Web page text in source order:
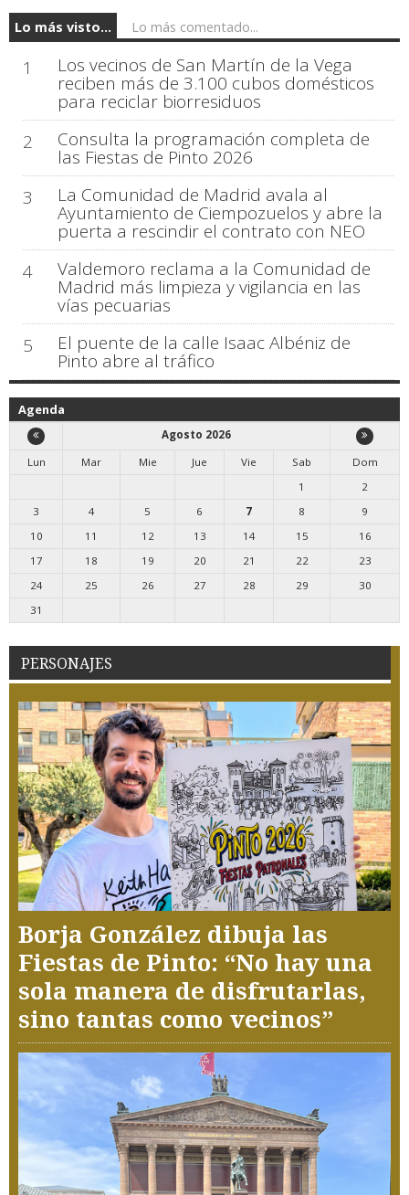
Lo más visto... Lo más comentado...
1 Los vecinos de San Martín de la Vega
reciben más de 3.100 cubos domésticos
para reciclar biorresiduos
2
Consulta la programación completa de
las Fiestas de Pinto 2026
3
La Comunidad de Madrid avala al
Ayuntamiento de Ciempozuelos y abre la
puerta a rescindir el contrato con NEO
4
Valdemoro reclama a la Comunidad de
Madrid más limpieza y vigilancia en las
vías pecuarias
5
El puente de la calle Isaac Albéniz de
Pinto abre al tráfico
Agenda
Agosto 2026
Lun
Mar Mie Jue Vie Sab
Dom
1
2
3
4 5 6 7 8
9
10
11 12 13 14 15
16
17
18 19 20 21 22
23
24
25 26 27 28 29
30
31
PERSONAJES
Borja González dibuja las
Fiestas de Pinto: “No hay una
sola manera de disfrutarlas,
sino tantas como vecinos”